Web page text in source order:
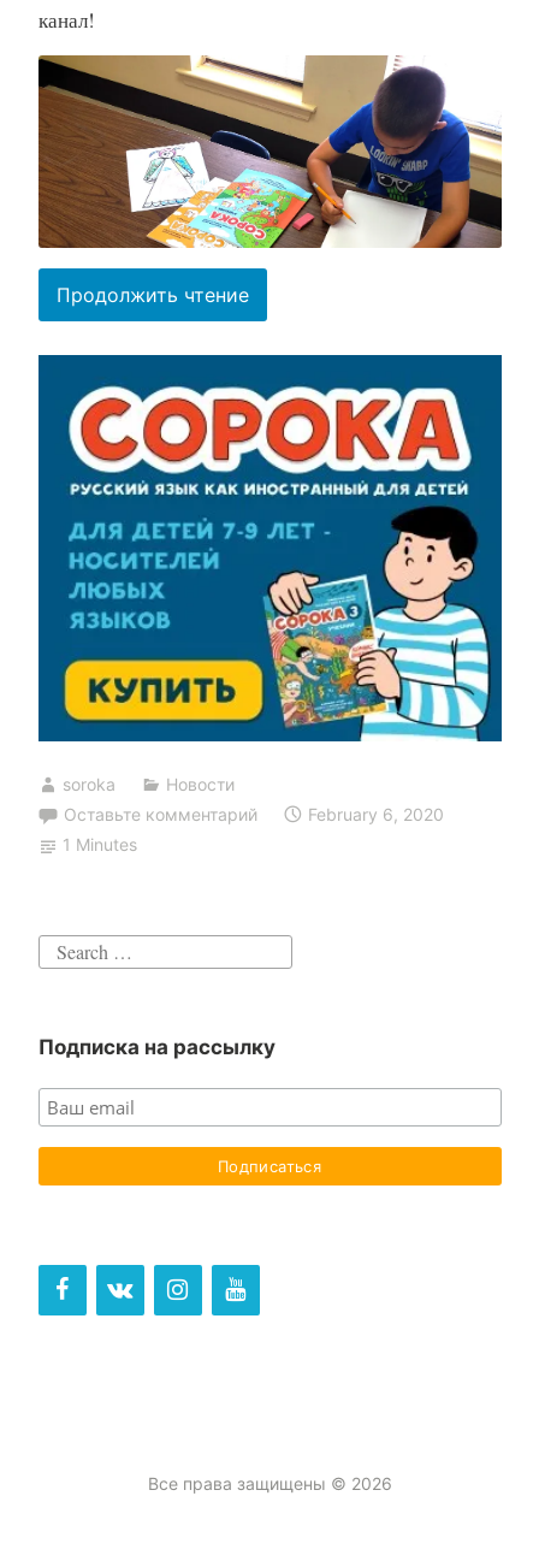
канал!
Продолжить чтение“Новости
–
февраль
2020”
soroka
Новости
Оставьте комментарий
February 6, 2020
1 Minutes
Search
Подписка на рассылку
Все права защищены © 2026